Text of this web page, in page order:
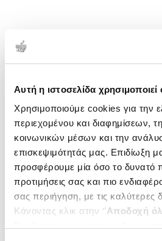
Αυτή η ιστοσελίδα
Χρησιμοποιούμε cookies για την
περιεχομένου και διαφημίσεων,
κοινωνικών μέσων και την
επισκεψιμότητάς μας. Επιδίωξη
προσφέρουμε μία όσο το δυνατό
προτιμήσεις σας και πιο
σας περιήγηση, με τις καλύτερες
Κάνοντας κλικ στην ‘’Αποδοχή